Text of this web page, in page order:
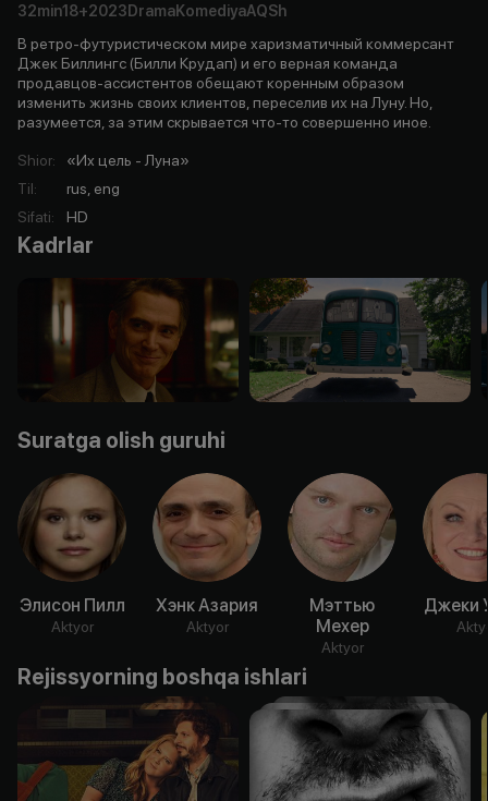
32min18+2023 DramaKomediyaAQSh
В ретро-футуристическом мире харизматичный коммерсант
Джек Биллингс (Билли Крудап) и его верная команда
продавцов-ассистентов обещают коренным образом
изменить жизнь своих клиентов, переселив их на Луну. Но,
разумеется, за этим скрывается что-то совершенно иное.
Shior:
«Их цель - Луна»
Til:
rus, eng
Sifati: HD
Kadrlar
Suratga olish guruhi
Элисон Пилл
Aktyor
Хэнк Азария
Aktyor
Мэттью
Мехер
Aktyor
Джеки
Rejissyorning boshqa ishlari